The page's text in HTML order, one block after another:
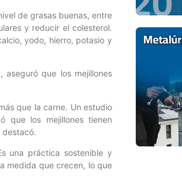
de grasas buenas, entre
y reducir el colesterol.
yodo, hierro, potasio y
aseguró que los mejillones
que la carne. Un estudio
que los mejillones tienen
destacó.
una práctica sostenible y
medida que crecen, lo que